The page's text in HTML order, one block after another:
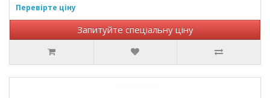
Перевірте ціну
Запитуйте спеціальну ціну